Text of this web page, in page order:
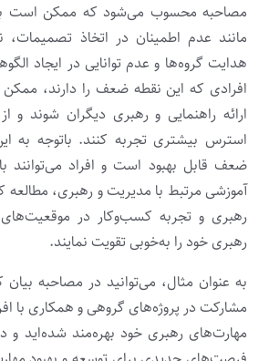
مصاحبه محسوب می‌شود که ممکن است
مانند عدم اطمینان در اتخاذ تصمیمات،
هدایت گروه‌ها و عدم توانایی در ایجاد
افرادی که این نقطه ضعف را دارند،
ارائه راهنمایی و رهبری دیگران شوند و
استرس بیشتری تجربه کنند. باتوجه به
ضعف قابل بهبود است و افراد می‌توانند
آموزشی مرتبط با مدیریت و رهبری، مطالعه
رهبری و تجربه کسب‌وکار در
رهبری خود را به‌خوبی تقویت نمایند.
به عنوان مثال، می‌توانید در مصاحبه
مشارکت در پروژه‌های گروهی و همکاری با
مهارت‌های رهبری خود بهره‌مند شده‌اید و